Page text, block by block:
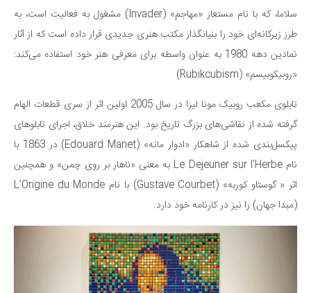
سلاما، که با نام مستعار «مهاجم» (Invader) مشغول به فعالیت است، به
طرز زیرکانه‌ای خود را بنیانگذار مکتب هنری جدیدی قرار داده است که از آثار
نمادین دهه 1980 به عنوان واسطه برای معرفی هنر خود استفاده می‌کند:
«روبیکوبیسم» (Rubikcubism)
تابلوی مکعب روبیک مونا لیزا در سال 2005 اولین اثر از سری قطعات الهام
گرفته شده از نقاشی‌های بزرگ تاریخ بود. این هنرمند خلاق، اجرای تابلوهای
پیکسل‌بندی شده از شاهکار «ادوار مانه» (Edouard Manet) در 1863 با
نام Le Dejeuner sur l’Herbe به معنی «ناهار بر روی چمن» و همچنین
اثر « گوستاو کوربه» (Gustave Courbet) با نام L’Origine du Monde
(مبدا جهان) را نیز در کارنامه خود دارد.